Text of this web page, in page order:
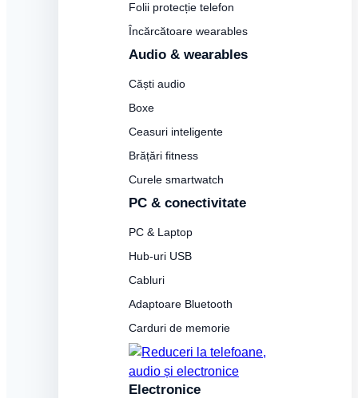
Folii protecție telefon
Încărcătoare wearables
Audio & wearables
Căști audio
Boxe
Ceasuri inteligente
Brățări fitness
Curele smartwatch
PC & conectivitate
PC & Laptop
Hub-uri USB
Cabluri
Adaptoare Bluetooth
Carduri de memorie
Electronice